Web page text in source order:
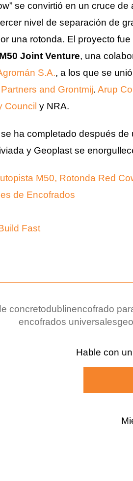
se convirtió en un cruce
nivel de separación de
una rotonda. El proyecto
Joint Venture, una
S.A., a los que se
and Grontmij. Arup
Council y NRA.
ha completado después
y Geoplast se
M50, Rotonda Red
de Encofrados
Fast
concretodublinencofrado
encofrados universales
Hable con